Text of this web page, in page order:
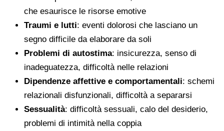
che esaurisce le risorse emotive
Traumi e lutti: eventi dolorosi che lasciano un
segno difficile da elaborare da soli
Problemi di autostima: insicurezza, senso di
inadeguatezza, difficoltà nelle relazioni
Dipendenze affettive e comportamentali: schemi
relazionali disfunzionali, difficoltà a separarsi
Sessualità: difficoltà sessuali, calo del desiderio,
problemi di intimità nella coppia